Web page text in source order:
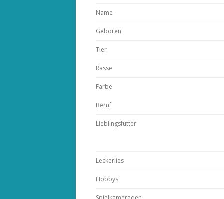
Name
Geboren
Tier
Rasse
Farbe
Beruf
Lieblingsfutter
Leckerlies
Hobbys